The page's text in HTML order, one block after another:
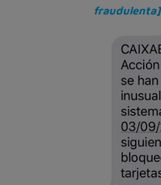
fraudulenta]